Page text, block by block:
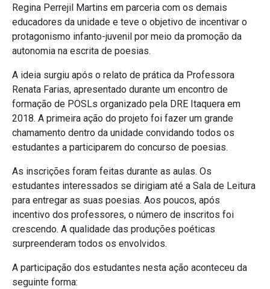
Regina Perrejil Martins em parceria com os demais
educadores da unidade e teve o objetivo de incentivar o
protagonismo infanto-juvenil por meio da promoção da
autonomia na escrita de poesias.
A ideia surgiu após o relato de prática da Professora
Renata Farias, apresentado durante um encontro de
formação de POSLs organizado pela DRE Itaquera em
2018. A primeira ação do projeto foi fazer um grande
chamamento dentro da unidade convidando todos os
estudantes a participarem do concurso de poesias.
As inscrições foram feitas durante as aulas. Os
estudantes interessados se dirigiam até a Sala de Leitura
para entregar as suas poesias. Aos poucos, após
incentivo dos professores, o número de inscritos foi
crescendo. A qualidade das produções poéticas
surpreenderam todos os envolvidos.
A participação dos estudantes nesta ação aconteceu da
seguinte forma: